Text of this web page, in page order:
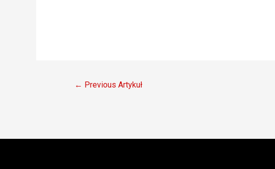
Nawigacja
← Previous Artykuł